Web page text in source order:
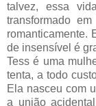
talvez, essa
transformado
romanticamente.
de insensível é
Tess é uma
tenta, a todo
Ela nasceu com
a união